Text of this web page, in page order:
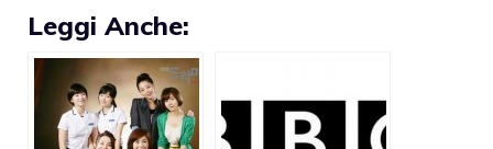
Leggi Anche: